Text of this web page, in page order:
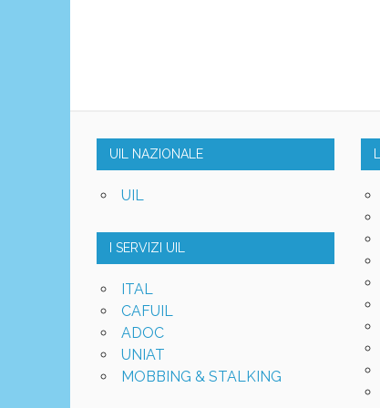
UIL NAZIONALE
UIL
I SERVIZI UIL
ITAL
CAFUIL
ADOC
UNIAT
MOBBING & STALKING